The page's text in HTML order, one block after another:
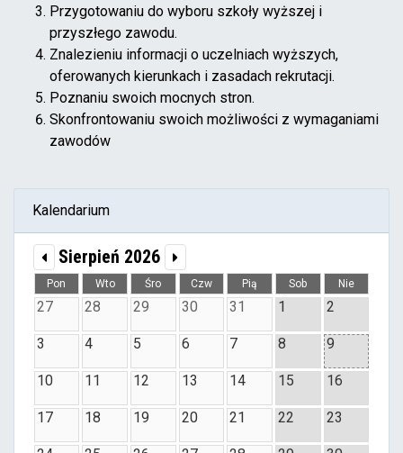
Przygotowaniu do wyboru szkoły wyższej i
przyszłego zawodu.
Znalezieniu informacji o uczelniach wyższych,
oferowanych kierunkach i zasadach rekrutacji.
Poznaniu swoich mocnych stron.
Skonfrontowaniu swoich możliwości z wymaganiami
zawodów
Kalendarium
Sierpień 2026
Pon Wto Śro Czw Pią Sob Nie
27 28 29 30 31 1 2
3 4 5 6 7 8 9
10 11 12 13 14 15 16
17 18 19 20 21 22 23